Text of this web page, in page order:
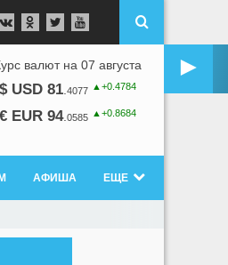
►
валют на 07 августа
$ USD 81 4077 ▲+0.4784
€ EUR 94. 0585 ▲+0.8684
АФИША ЕЩЕ